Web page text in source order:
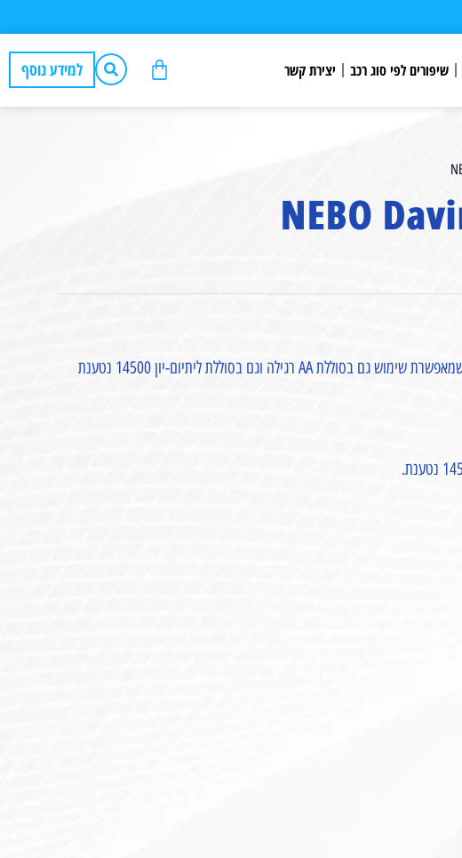
שיפורים לפי סוג רכב יצירת קשר למידע נוסף
פנס יד קומפקטי ועוצמתי מבית Nebo, עם טכנולוגיית Flex-Power שמאפשרת שימוש גם בסוללת AA רגילה וגם בסוללת ליתיום-יון 14500 נטענת